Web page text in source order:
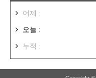
어제 :
오늘 :
누적 :